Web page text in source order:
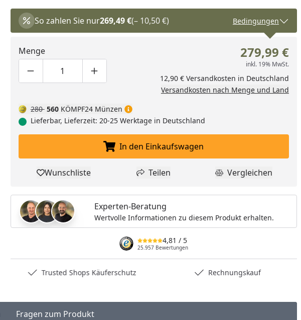
So zahlen Sie nur269,49 €(– 10,50 €) Bedingungen
Menge
Produktmenge um eins verringern
Produktmenge manuell eingeben
Produktmenge um eins erhöhen
279,99 €
inkl. 19% MwSt.
12,90 € Versandkosten in Deutschland
Versandkosten nach Menge und Land
280 560 KÖMPF24 Münzen
Lieferbar, Lieferzeit: 20-25 Werktage in Deutschland
In den Einkaufswagen legen
In den Einkaufswagen
Produkt zur Wunschliste hinzufügen
Wunschliste Teilen
Teilen Produkt
Vergleichen
Experten-Beratung
Wertvolle Informationen zu diesem Produkt erhalten.
4,81 / 5
25.957 Bewertungen
Trusted Shops Käuferschutz Rechnungskauf
Fragen zum Produkt